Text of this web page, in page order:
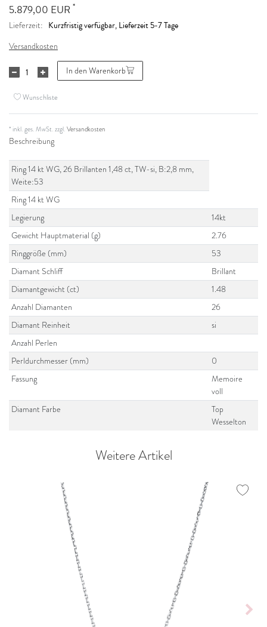
5.879,00 EUR *
Lieferzeit: Kurzfristig verfügbar, Lieferzeit 5-7 Tage
Versandkosten
In den Warenkorb
Wunschliste
* inkl. ges. MwSt. zzgl.Versandkosten
Beschreibung
Ring 14 kt WG, 26 Brillanten 1,48 ct, TW-si, B:2,8 mm,
Weite:53
Ring 14 kt WG
Legierung
14kt
Gewicht Hauptmaterial (g)
2.76
Ringgröße (mm)
53
Diamant Schliff
Brillant
Diamantgewicht (ct)
1.48
Anzahl Diamanten
26
Diamant Reinheit
si
Anzahl Perlen
Perldurchmesser (mm)
0
Fassung
Memoire
voll
Diamant Farbe
Top
Wesselton
Weitere Artikel